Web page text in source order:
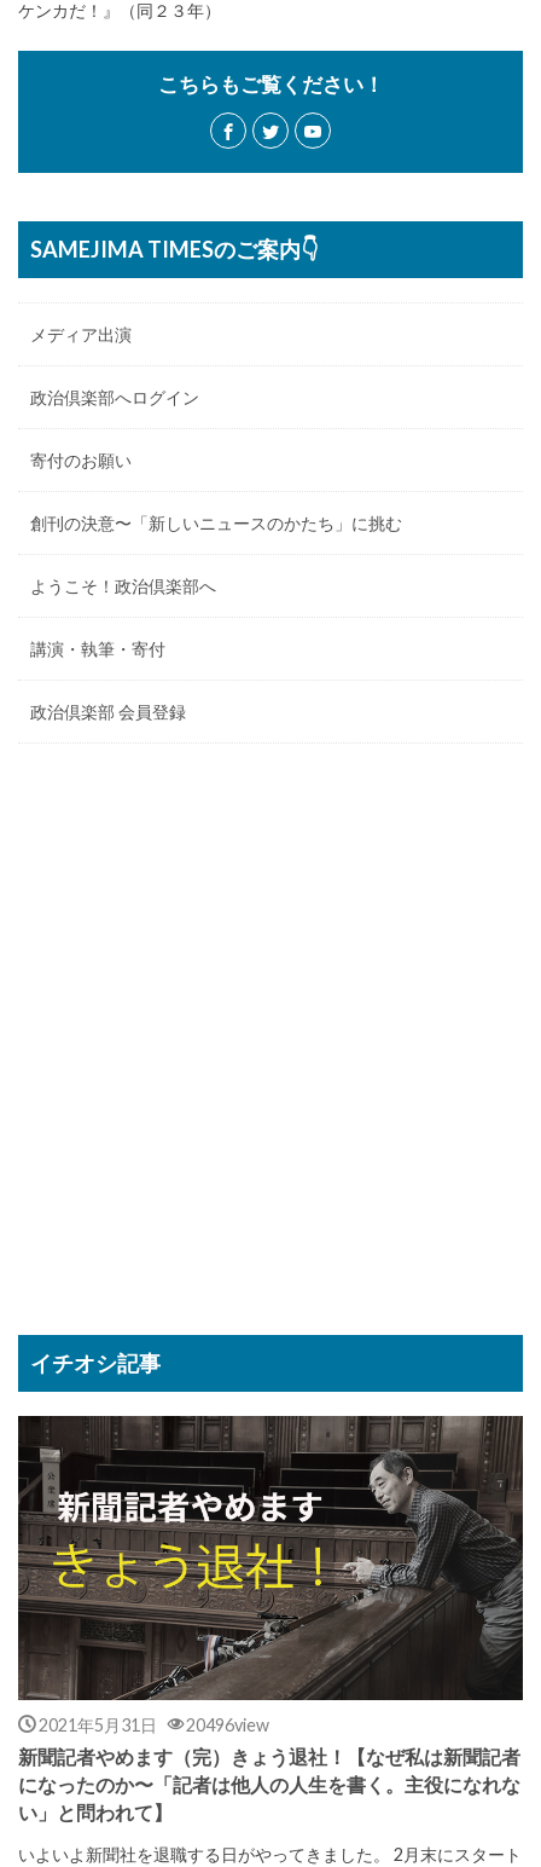
ケンカだ！』（同２３年）
こちらもご覧ください！
SAMEJIMA TIMESのご案内👇
メディア出演
政治倶楽部へログイン
寄付のお願い
創刊の決意〜「新しいニュースのかたち」に挑む
ようこそ！政治倶楽部へ
講演・執筆・寄付
政治倶楽部 会員登録
イチオシ記事
2021年5月31日 20496view
新聞記者やめます（完）きょう退社！【なぜ私は新聞記者
になったのか〜「記者は他人の人生を書く。主役になれな
い」と問われて】
いよいよ新聞社を退職する日がやってきました。 2月末にスタート